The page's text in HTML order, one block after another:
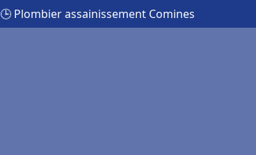
🕒 Plombier assainissement Comines